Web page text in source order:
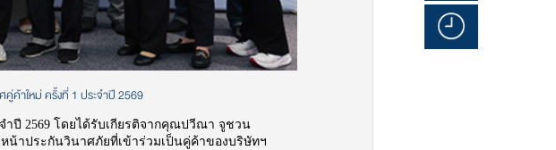
ค้าใหม่ ครั้งที่ 1 ประจำปี 2569
ำปี 2569 โดยได้รับเกียรติจากคุณปวีณา จูชวน
าประกันวินาศภัยที่เข้าร่วมเป็นคู่ค้าของบริษัทฯ